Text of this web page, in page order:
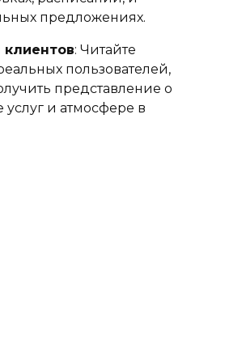
предложениях.
: Читайте
пользователей,
представление о
услуг и атмосфере в